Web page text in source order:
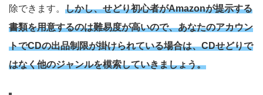
除できます。 しかし、せどり初心者がAmazonが提示する
書類を用意するのは難易度が高いので、あなたのアカウン
トでCDの出品制限が掛けられている場合は、CDせどりで
はなく他のジャンルを模索していきましょう。